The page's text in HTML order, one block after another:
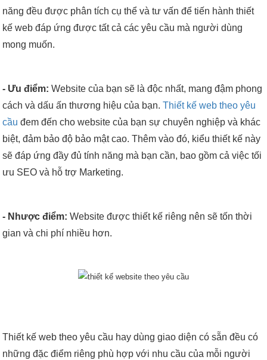
năng đều được phân tích cụ thể và tư vấn để tiến hành thiết
kế web đáp ứng được tất cả các yêu cầu mà người dùng
mong muốn.
- Ưu điểm: Website của bạn sẽ là độc nhất, mang đậm phong
cách và dấu ấn thương hiệu của bạn.Thiết kế web theo yêu
cầu đem đến cho website của bạn sự chuyên nghiệp và khác
biệt, đảm bảo độ bảo mật cao. Thêm vào đó, kiểu thiết kế này
sẽ đáp ứng đầy đủ tính năng mà bạn cần, bao gồm cả việc tối
ưu SEO và hỗ trợ Marketing.
- Nhược điểm: Website được thiết kế riêng nên sẽ tốn thời
gian và chi phí nhiều hơn.
Thiết kế web theo yêu cầu hay dùng giao diện có sẵn đều có
những đặc điểm riêng phù hợp với nhu cầu của mỗi người